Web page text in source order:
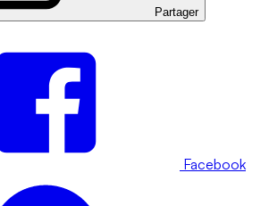
Partager
Facebook